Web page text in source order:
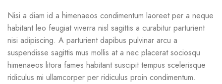
Nisi a diam id a himenaeos condimentum laoreet per a neque
habitant leo feugiat viverra nisl sagittis a curabitur parturient
nisi adipiscing. A parturient dapibus pulvinar arcu a
suspendisse sagittis mus mollis at a nec placerat sociosqu
himenaeos litora fames habitant suscipit tempus scelerisque
ridiculus mi ullamcorper per ridiculus proin condimentum.